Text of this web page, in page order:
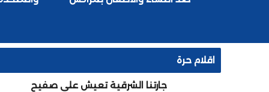
اقلام حرة
جارتنا الشرقية تعيش على صفيح